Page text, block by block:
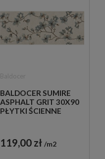
BALDOCER SUMIRE
ASPHALT GRIT 30X90
PŁYTKI ŚCIENNE
119,00 zł m2